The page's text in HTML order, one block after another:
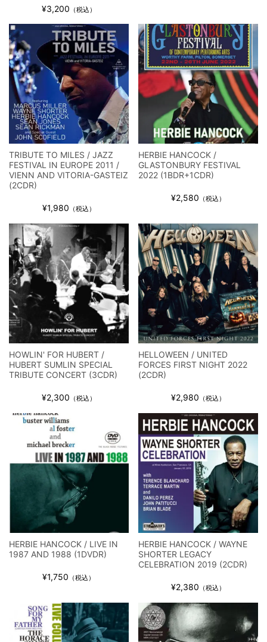
ビリー・ジョエル / 2024年3月24日 100Aniv. 米M.S.G公演 完全
収録！
*NEW RELEASE (最新約3ヶ月)
2024.6.24
リアム・ギャラガー / 2024年6月3日 カーディフ公演 IEM/AUD 完
全収録！
*NEW RELEASE (最新約3ヶ月)
2024.6.24
スコーピオンズ / 2024年6月15日 リスボン公演 FHD 完全収録！
*NEW RELEASE (最新約3ヶ月)
2024.6.20
マネスキン / 2024年6月9日 ドイツ ROCK AM RING 公演 FHD 完
全収録！
*NEW RELEASE (最新約3ヶ月)
2024.6.9
リアム・ギャラガー / 2024年6月1日 英国シェフィールド公演 完
全収録！
メガデス / 2023年8月4日 ドイツ W.O.A. 公演 FHD 完全収録！
*NEW RELEASE (最新約3ヶ月)
2024.6.9
ユーライア・ヒープ / 2023年8月3日 ドイツ W.O.A. 公演 FHD 完
全収録！
*NEW RELEASE (最新約3ヶ月)
2024.6.9
ジャーニー / 1979年5月8+9日 コロラド州 2公演 SBD 完全収録！
¥3,200 （税込）
TRIBUTE TO MILES / JAZZ
FESTIVAL IN EUROPE 2011 /
VIENN AND VITORIA-GASTEIZ
(2CDR)
¥1,980 （税込）
HERBIE HANCOCK /
GLASTONBURY FESTIVAL
2022 (1BDR+1CDR)
¥2,580 （税込）
HOWLIN' FOR HUBERT /
HUBERT SUMLIN SPECIAL
TRIBUTE CONCERT (3CDR)
¥2,300 （税込）
HELLOWEEN / UNITED
FORCES FIRST NIGHT 2022
(2CDR)
¥2,980 （税込）
HERBIE HANCOCK / LIVE IN
1987 AND 1988 (1DVDR)
¥1,750 （税込）
HERBIE HANCOCK / WAYNE
SHORTER LEGACY
CELEBRATION 2019 (2CDR)
¥2,380 （税込）